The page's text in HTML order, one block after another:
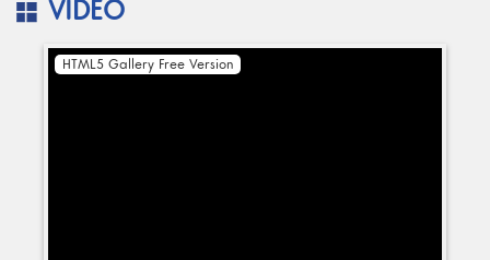
VIDEO
HTML5 Gallery Free Version